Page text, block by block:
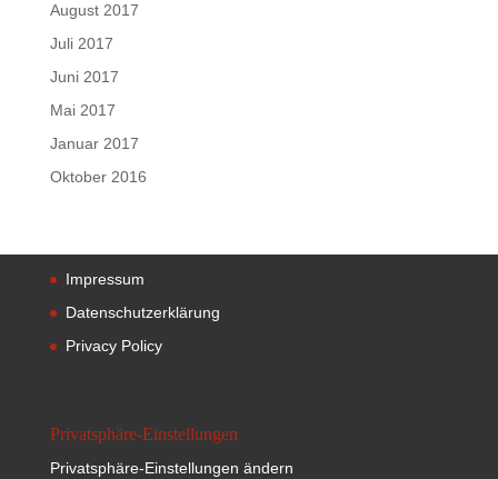
August 2017
Juli 2017
Juni 2017
Mai 2017
Januar 2017
Oktober 2016
Impressum
Datenschutzerklärung
Privacy Policy
Privatsphäre-Einstellungen
Privatsphäre-Einstellungen ändern